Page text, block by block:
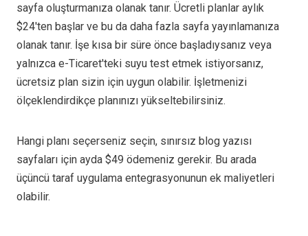
sayfa oluşturmanıza olanak tanır. Ücretli planlar aylık
$24'ten başlar ve bu da daha fazla sayfa yayınlamanıza
olanak tanır. İşe kısa bir süre önce başladıysanız veya
yalnızca e-Ticaret'teki suyu test etmek istiyorsanız,
ücretsiz plan sizin için uygun olabilir. İşletmenizi
ölçeklendirdikçe planınızı yükseltebilirsiniz.
Hangi planı seçerseniz seçin, sınırsız blog yazısı
sayfaları için ayda $49 ödemeniz gerekir. Bu arada
üçüncü taraf uygulama entegrasyonunun ek maliyetleri
olabilir.